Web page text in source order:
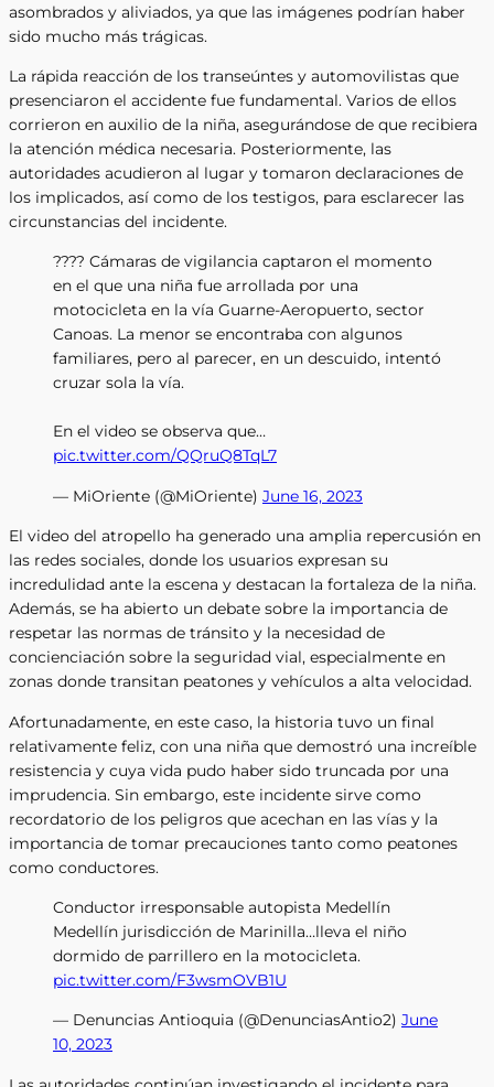
asombrados y aliviados, ya que las imágenes podrían haber
sido mucho más trágicas.
La rápida reacción de los transeúntes y automovilistas que
presenciaron el accidente fue fundamental. Varios de ellos
corrieron en auxilio de la niña, asegurándose de que recibiera
la atención médica necesaria. Posteriormente, las
autoridades acudieron al lugar y tomaron declaraciones de
los implicados, así como de los testigos, para esclarecer las
circunstancias del incidente.
???? Cámaras de vigilancia captaron el momento
en el que una niña fue arrollada por una
motocicleta en la vía Guarne-Aeropuerto, sector
Canoas. La menor se encontraba con algunos
familiares, pero al parecer, en un descuido, intentó
cruzar sola la vía.
En el video se observa que…
pic.twitter.com/QQruQ8TqL7
— MiOriente (@MiOriente) June 16, 2023
El video del atropello ha generado una amplia repercusión en
las redes sociales, donde los usuarios expresan su
incredulidad ante la escena y destacan la fortaleza de la niña.
Además, se ha abierto un debate sobre la importancia de
respetar las normas de tránsito y la necesidad de
concienciación sobre la seguridad vial, especialmente en
zonas donde transitan peatones y vehículos a alta velocidad.
Afortunadamente, en este caso, la historia tuvo un final
relativamente feliz, con una niña que demostró una increíble
resistencia y cuya vida pudo haber sido truncada por una
imprudencia. Sin embargo, este incidente sirve como
recordatorio de los peligros que acechan en las vías y la
importancia de tomar precauciones tanto como peatones
como conductores.
Conductor irresponsable autopista Medellín
Medellín jurisdicción de Marinilla…lleva el niño
dormido de parrillero en la motocicleta.
pic.twitter.com/F3wsmOVB1U
— Denuncias Antioquia (@DenunciasAntio2) June
10, 2023